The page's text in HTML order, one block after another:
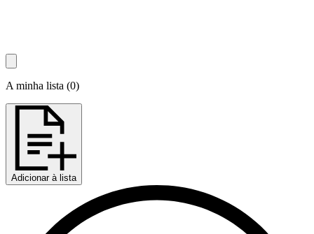
A minha lista (0)
Adicionar à lista